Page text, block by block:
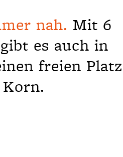
nah. Mit 6
es auch in
freien Platz